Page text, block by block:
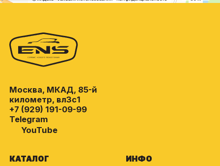
Москва, МКАД, 85-й
километр, вл3с1
+7 (929) 191-09-99
Telegram
YouTube
КАТАЛОГ
ИНФО